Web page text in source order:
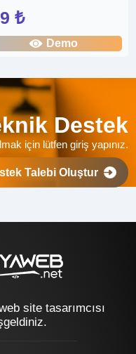
₺
Demo
Destek
için lütfen giriş yapınız.
Talebi Oluştur
site tasarımcısı